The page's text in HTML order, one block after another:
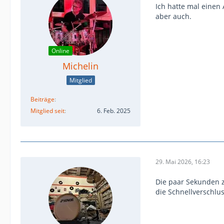
Online
Michelin
Mitglied
Beiträge
Mitglied seit
6. Feb. 2025
Ich hatte mal einen
aber auch.
29. Mai 2026, 16:23
Die paar Sekunden
die